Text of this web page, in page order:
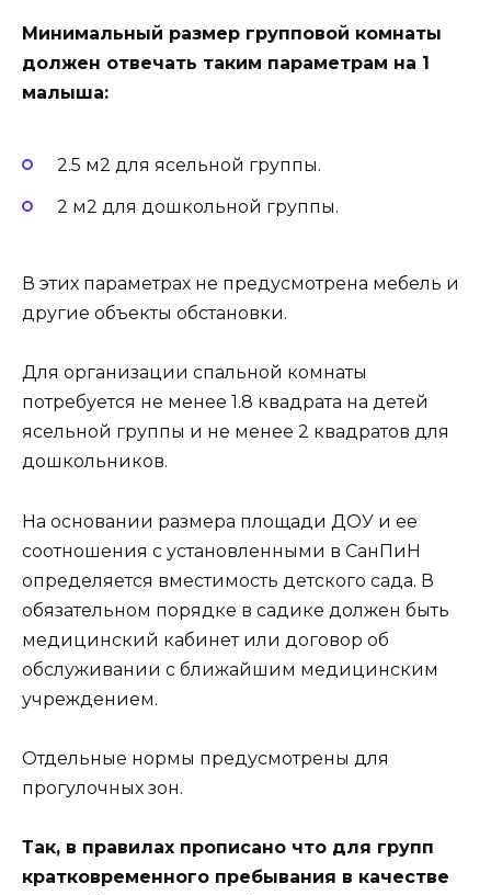
Минимальный размер групповой комнаты
должен отвечать таким параметрам на 1
малыша:
2.5 м2 для ясельной группы.
2 м2 для дошкольной группы.
В этих параметрах не предусмотрена мебель и
другие объекты обстановки.
Для организации спальной комнаты
потребуется не менее 1.8 квадрата на детей
ясельной группы и не менее 2 квадратов для
дошкольников.
На основании размера площади ДОУ и ее
соотношения с установленными в СанПиН
определяется вместимость детского сада. В
обязательном порядке в садике должен быть
медицинский кабинет или договор об
обслуживании с ближайшим медицинским
учреждением.
Отдельные нормы предусмотрены для
прогулочных зон.
Так, в правилах прописано что для групп
кратковременного пребывания в качестве